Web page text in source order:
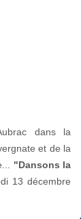
dans la
et de la
"Dansons la
13 décembre